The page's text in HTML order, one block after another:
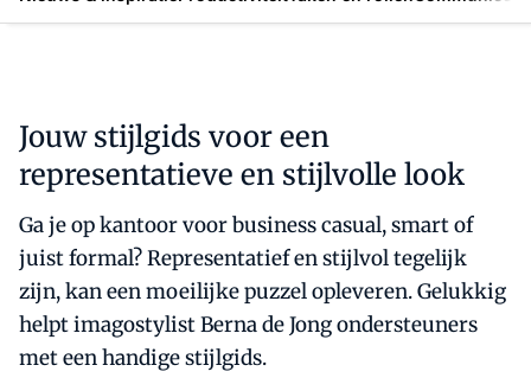
Jouw stijlgids voor een
representatieve en stijlvolle look
Ga je op kantoor voor business casual, smart of
juist formal? Representatief en stijlvol tegelijk
zijn, kan een moeilijke puzzel opleveren. Gelukkig
helpt imagostylist Berna de Jong ondersteuners
met een handige stijlgids.